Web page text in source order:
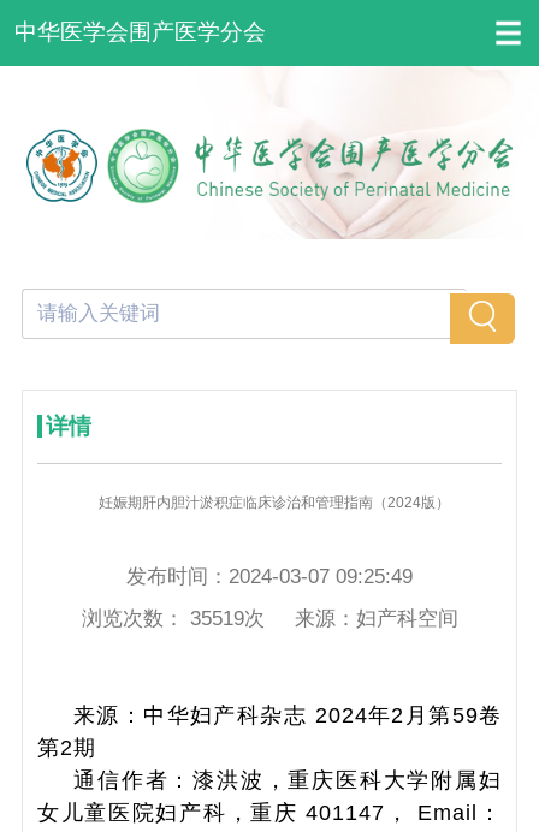
中华医学会围产医学分会
详情
妊娠期肝内胆汁淤积症临床诊治和管理指南（2024版）
发布时间： 2024-03-07 09:25:49
浏览次数： 35519次 来源： 妇产科空间
来源：中华妇产科杂志 2024年2月第59卷
第2期
通信作者：漆洪波，重庆医科大学附属妇
女儿童医院妇产科，重庆 401147， Email：